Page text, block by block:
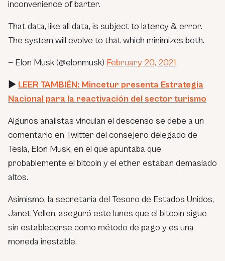
inconvenience of barter.
That data, like all data, is subject to latency & error.
The system will evolve to that which minimizes both.
— Elon Musk (@elonmusk) February 20, 2021
► LEER TAMBIÉN: Mincetur presenta Estrategia
Nacional para la reactivación del sector turismo
Algunos analistas vinculan el descenso se debe a un
comentario en Twitter del consejero delegado de
Tesla, Elon Musk, en el que apuntaba que
probablemente el bitcoin y el ether estaban demasiado
altos.
Asimismo, la secretaria del Tesoro de Estados Unidos,
Janet Yellen, aseguró este lunes que el bitcoin sigue
sin establecerse como método de pago y es una
moneda inestable.